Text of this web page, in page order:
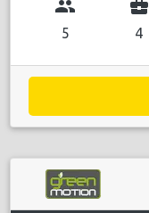
group
5
business_center
4